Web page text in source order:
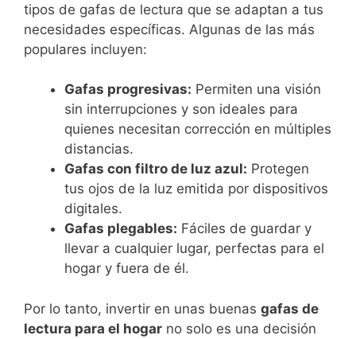
tipos de gafas de lectura que se adaptan a tus
necesidades específicas. Algunas de las más
populares incluyen:
Gafas progresivas: Permiten una visión
sin interrupciones y son ideales para
quienes necesitan corrección en múltiples
distancias.
Gafas con filtro de luz azul: Protegen
tus ojos de la luz emitida por dispositivos
digitales.
Gafas plegables: Fáciles de guardar y
llevar a cualquier lugar, perfectas para el
hogar y fuera de él.
Por lo tanto, invertir en unas buenas gafas de
lectura para el hogar no solo es una decisión